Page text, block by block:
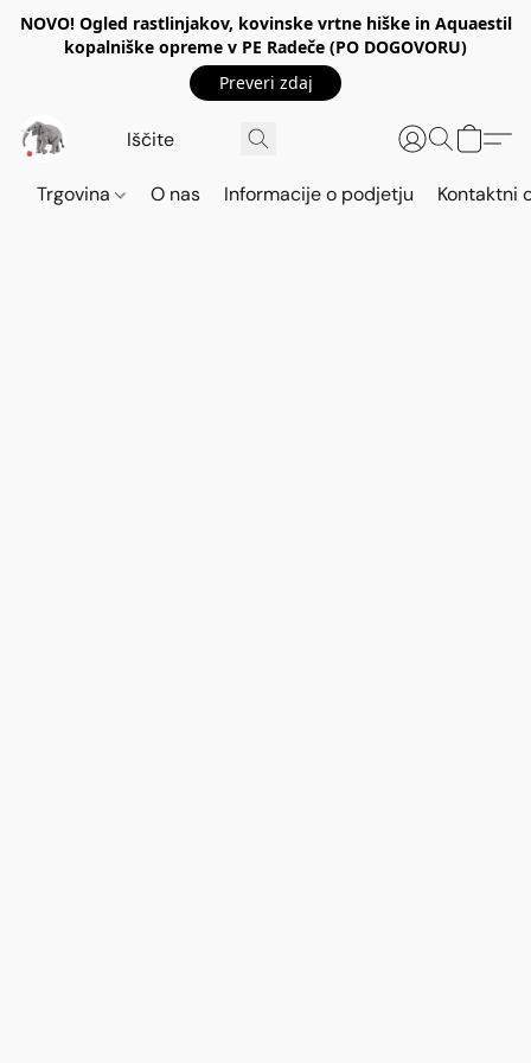
NOVO! Ogled rastlinjakov, kovinske vrtne hiške in Aquaestil
kopalniške opreme v PE Radeče (PO DOGOVORU)
Preveri zdaj
Trgovina O nas Informacije o podjetju Kontaktni